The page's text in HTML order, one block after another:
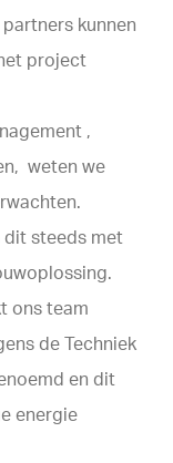
kunnen
project
,
weten we
dit steeds met
ons team
de Techniek
en dit
energie